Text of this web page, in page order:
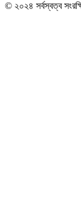
© ২০২৪ সর্বস্বত্ব